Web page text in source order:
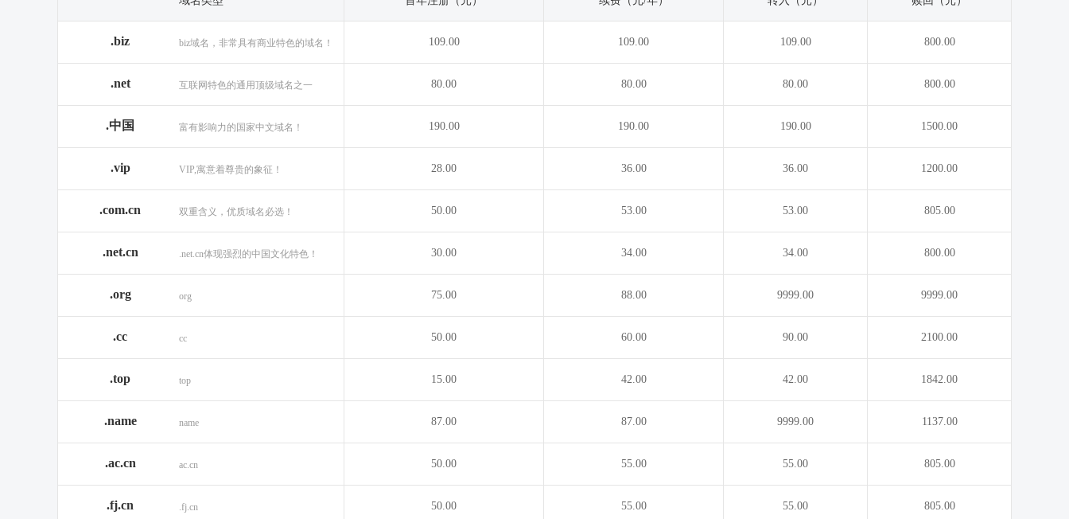
.biz biz域名，非常具有商业特色的域名！ 109.00 109.00 109.00 800.00
.net 互联网特色的通用顶级域名之一 80.00 80.00 80.00 800.00
.中国 富有影响力的国家中文域名！ 190.00 190.00 190.00 1500.00
.vip VIP,寓意着尊贵的象征！ 28.00 36.00 36.00 1200.00
.com.cn 双重含义，优质域名必选！ 50.00 53.00 53.00 805.00
.net.cn .net.cn体现强烈的中国文化特色！ 30.00 34.00 34.00 800.00
.org org 75.00 88.00 9999.00 9999.00
.cc cc 50.00 60.00 90.00 2100.00
.top top 15.00 42.00 42.00 1842.00
.name name 87.00 87.00 9999.00 1137.00
.ac.cn ac.cn 50.00 55.00 55.00 805.00
.fj.cn .fj.cn 50.00 55.00 55.00 805.00